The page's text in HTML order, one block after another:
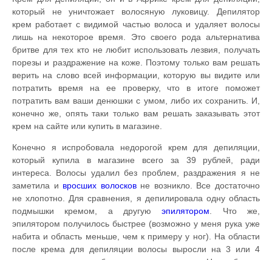
который не уничтожает волосяную луковицу. Депилятор
крем работает с видимой частью волоса и удаляет волосы
лишь на некоторое время. Это своего рода альтернатива
бритве для тех кто не любит использовать лезвия, получать
порезы и раздражение на коже. Поэтому только вам решать
верить на слово всей информации, которую вы видите или
потратить время на ее проверку, что в итоге поможет
потратить вам ваши денюшки с умом, либо их сохранить. И,
конечно же, опять таки только вам решать заказывать этот
крем на сайте или купить в магазине.
Конечно я испробовала недорогой крем для депиляции,
который купила в магазине всего за 39 рублей, ради
интереса. Волосы удалил без проблем, раздражения я не
заметила и вросших волосковне возникло. Все достаточно
не хлопотно. Для сравнения, я депилировала одну область
подмышки кремом, а другуюэпилятором. Что же,
эпилятором получилось быстрее (возможно у меня рука уже
набита и область меньше, чем к примеру у ног). На области
после крема для депиляции волосы выросли на 3 или 4